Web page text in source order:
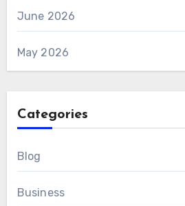
June 2026
May 2026
Categories
Blog
Business